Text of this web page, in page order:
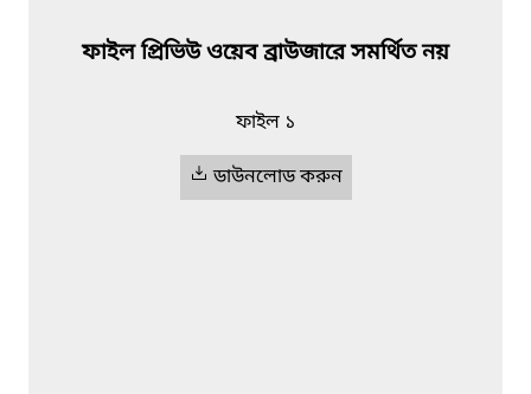
ফাইল প্রিভিউ ওয়েব ব্রাউজারে সমর্থিত নয়
ফাইল ১
ডাউনলোড করুন